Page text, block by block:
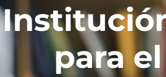
para